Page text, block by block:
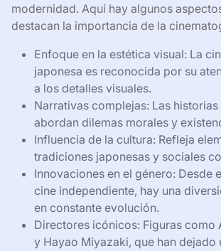
modernidad. Aquí hay algunos
destacan la importancia de la
Enfoque en la estética visual: La
japonesa es reconocida por su
a los detalles visuales.
Narrativas complejas: Las historias
abordan dilemas morales y
Influencia de la cultura: Refleja
tradiciones japonesas y sociales
Innovaciones en el género: Desde
cine independiente, hay una
en constante evolución.
Directores icónicos: Figuras como
y Hayao Miyazaki, que han dejado